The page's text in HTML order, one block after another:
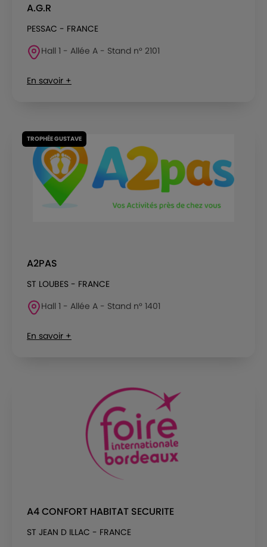
A.G.R
PESSAC - FRANCE
Hall 1 - Allée A - Stand n° 2101
En savoir +
TROPHÉE GUSTAVE
A2PAS
ST LOUBES - FRANCE
Hall 1 - Allée A - Stand n° 1401
En savoir +
A4 CONFORT HABITAT SECURITE
ST JEAN D ILLAC - FRANCE